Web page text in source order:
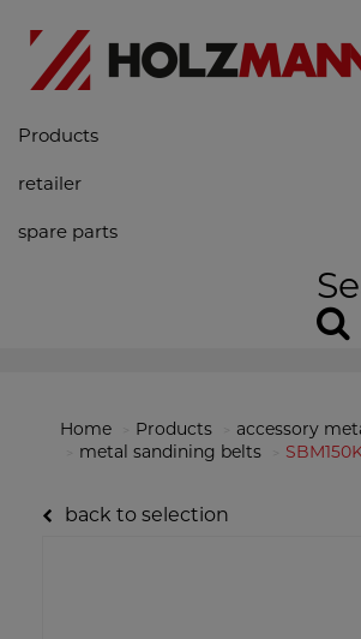
Products
retailer
spare parts
Home Products
accessory
metal sandining belts
back to selection